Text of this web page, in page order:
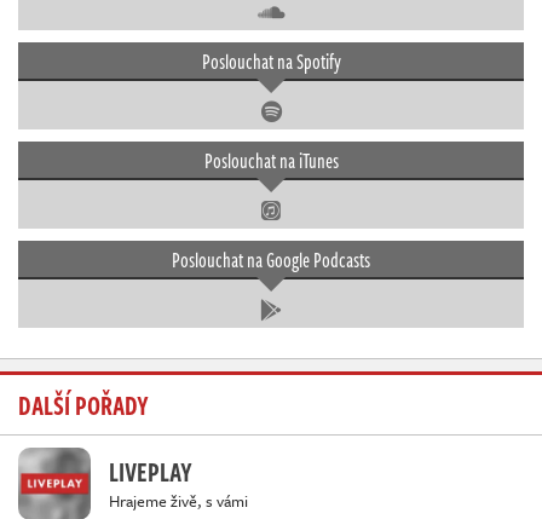
Poslouchat na Spotify
Poslouchat na iTunes
Poslouchat na Google Podcasts
DALŠÍ POŘADY
LIVEPLAY
Hrajeme živě, s vámi